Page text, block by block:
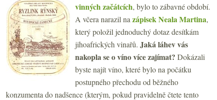
vinných začátcích, bylo to zábavné období.
A včera narazil na zápisek Neala Martina,
který položil jednoduchý dotaz desítkám
jihoafrických vinařů. Jaká láhev vás
nakopla se o víno více zajímat? Dokázali
byste najít víno, které bylo na počátku
postupného přechodu od běžného
konzumenta do nadšence (kterým, pokud pravidelně čtete tento